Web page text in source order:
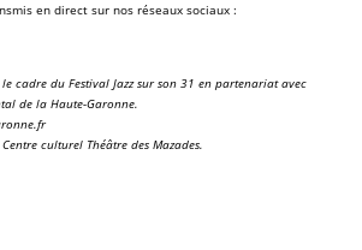
en direct sur nos réseaux sociaux :
le cadre du Festival Jazz sur son 31 en partenariat avec
de la Haute-Garonne.
culturel Théâtre des Mazades.